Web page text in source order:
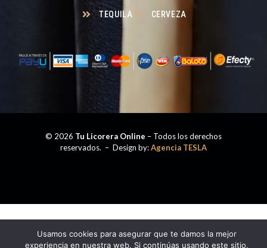
TEQUILA CERVEZA
© 2026 Tu Licorera Online – Todos los derechos
reservados. – Design by:Agencia TESLA
Usamos cookies para asegurar que te damos la mejor
experiencia en nuestra web. Si continúas usando este sitio,